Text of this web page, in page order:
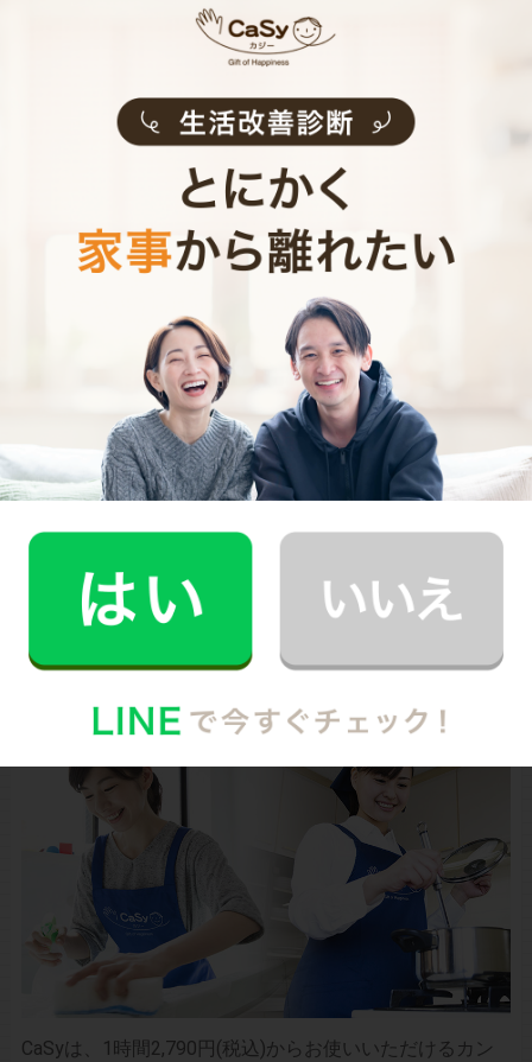
トイレの汚れは、溜まって固まってしまうと落としにく
くなり、掃除が億劫になってしまうもの。トイレを使う
たびに、サッと拭いておくだけでも掃除の負担がかなり
軽くなるはずなので、習慣化するようにしましょう。毎
日使う場所だからこそキレイな状態をキープして、いつ
でも気持ちよく使えるように心がけておきたいたいです
お財布と心が笑顔になるクラウド家事代行
CaSyは、1時間2,790円(税込)からお使いいただけるカン